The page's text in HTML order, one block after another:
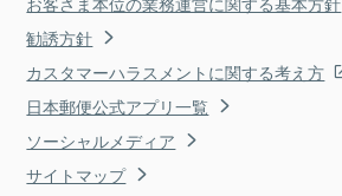
勧誘方針
カスタマーハラスメントに関する考え方
日本郵便公式アプリ一覧
ソーシャルメディア
サイトマップ